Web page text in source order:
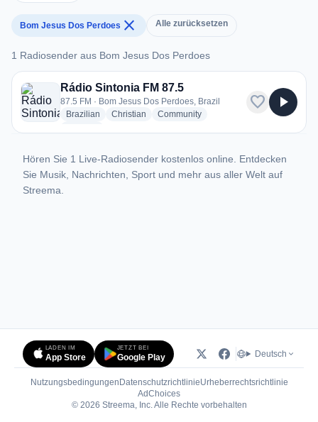
Bom Jesus Dos Perdoes close Alle zurücksetzen
1 Radiosender aus Bom Jesus Dos Perdoes
1 Radiosender aus Bom Jesus Dos Perdoes
Rádio Sintonia FM 87.5
87.5 FM · Bom Jesus Dos Perdoes, Brazil
Brazilian radio stations
Christian radio stations
Communityradio stations
favorite play_arrow
Hören Sie 1 Live-Radiosender kostenlos online. Entdecken
Sie Musik, Nachrichten, Sport und mehr aus aller Welt auf
Streema.
LADEN IM
App Store
JETZT BEI
Google Play Deutsch
Nutzungsbedingungen DatenschutzrichtlinieUrheberrechtsrichtlinie
AdChoices(öffnet in neuem Tab)
© 2026 Streema, Inc. Alle Rechte vorbehalten